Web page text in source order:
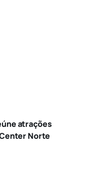
atrações
Norte